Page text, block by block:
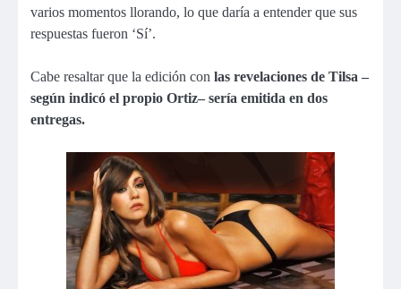
varios momentos llorando, lo que daría a entender que sus
respuestas fueron ‘Sí’.
Cabe resaltar que la edición con las revelaciones de Tilsa –
según indicó el propio Ortiz– sería emitida en dos
entregas.